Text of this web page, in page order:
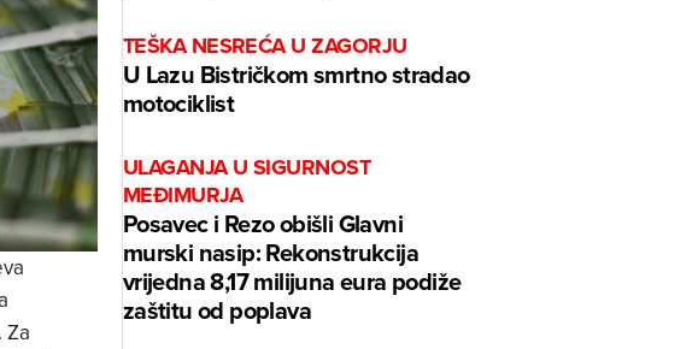
Za
TEŠKA NESREĆA U ZAGORJU
U Lazu Bistričkom smrtno stradao
motociklist
ULAGANJA U SIGURNOST
MEĐIMURJA
Posavec i Rezo obišli Glavni
murski nasip: Rekonstrukcija
vrijedna 8,17 milijuna eura podiže
zaštitu od poplava